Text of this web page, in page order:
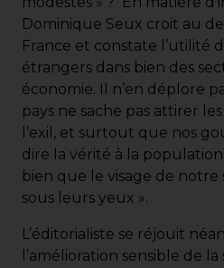
Dominique Seux croit au
France et constate l’utilité
étrangers dans bien des
économie. Il n’en déplore
pays ne sache pas attirer
l’exil, et surtout que nos
dire la vérité à la population
bien que le visage de notre
sous leurs yeux ».
L’éditorialiste se réjouit
l’amélioration sensible de